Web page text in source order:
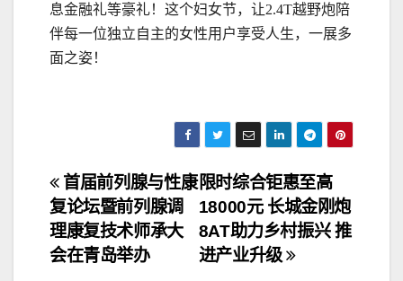
息金融礼等豪礼！这个妇女节，让2.4T越野炮陪
伴每一位独立自主的女性用户享受人生，一展多
面之姿！
文
章
导
限时综合钜惠至高
18000元 长城金刚炮
8AT助力乡村振兴 推
进产业升级
首届前列腺与性康
复论坛暨前列腺调
理康复技术师承大
会在青岛举办